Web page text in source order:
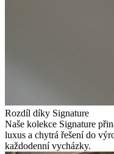
Rozdíl díky Signature
Naše kolekce Signature
luxus a chytrá řešení do
každodenní vycházky.